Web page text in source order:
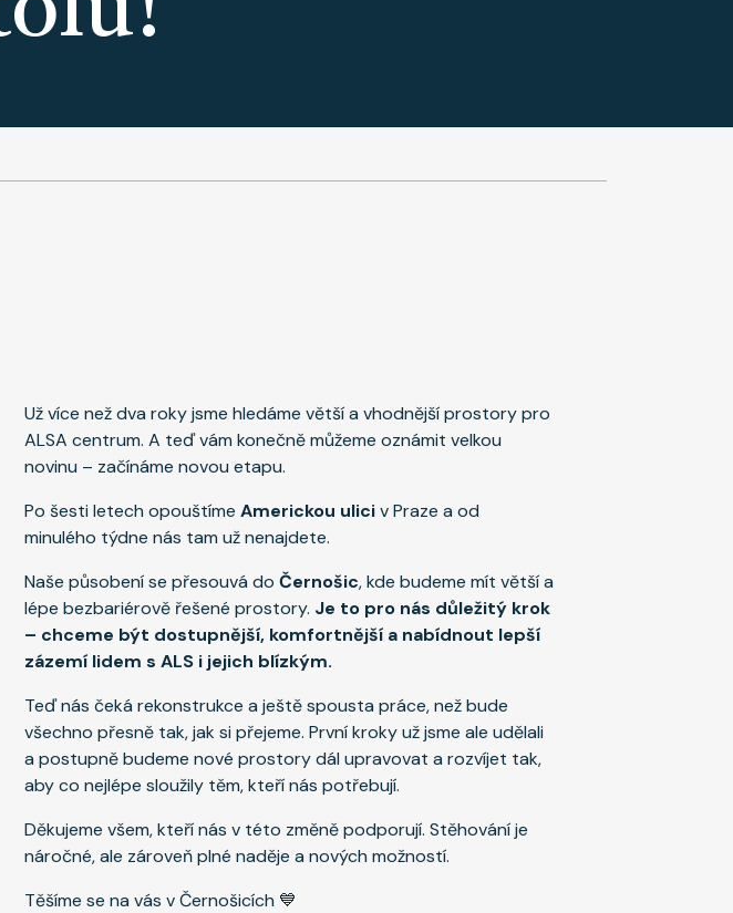
Už více než dva roky jsme hledáme větší a vhodnější prostory pro
ALSA centrum. A teď vám konečně můžeme oznámit velkou
novinu – začínáme novou etapu.
Po šesti letech opouštíme Americkou uliciv Praze a od
minulého týdne nás tam už nenajdete.
Naše působení se přesouvá do Černošic, kde budeme mít větší a
lépe bezbariérově řešené prostory. Je to pro nás důležitý krok
– chceme být dostupnější, komfortnější a nabídnout lepší
zázemí lidem s ALS i jejich blízkým.
Teď nás čeká rekonstrukce a ještě spousta práce, než bude
všechno přesně tak, jak si přejeme. První kroky už jsme ale udělali
a postupně budeme nové prostory dál upravovat a rozvíjet tak,
aby co nejlépe sloužily těm, kteří nás potřebují.
Děkujeme všem, kteří nás v této změně podporují. Stěhování je
náročné, ale zároveň plné naděje a nových možností.
Těšíme se na vás v Černošicích 💙